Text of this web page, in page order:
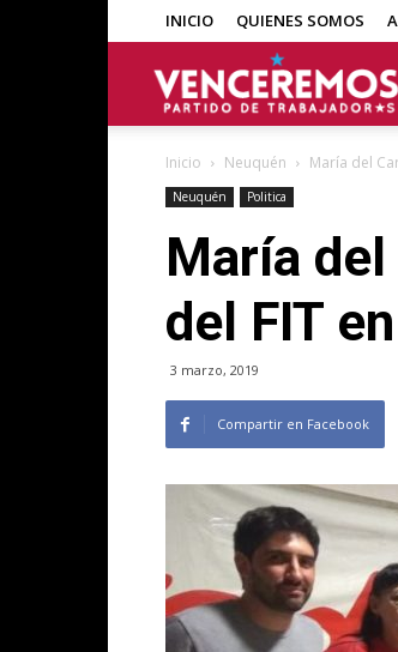
INICIO QUIENES SOMOS
Inicio Neuquén María del
Neuquén Politica
María
del FIT
3 marzo, 2019
Compartir en Facebook